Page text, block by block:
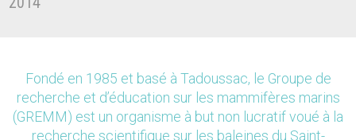
Fondé en 1985 et basé à Tadoussac, le Groupe de
recherche et d’éducation sur les mammifères marins
(GREMM) est un organisme à but non lucratif voué à la
recherche scientifique sur les baleines du Saint-